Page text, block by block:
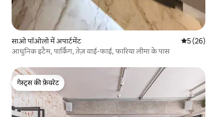
साओ पॉओलो में अपार्टमेंट औसत रेटिंग
5 (26)
आधुनिक इटैम, पार्किंग, तेज़ वाई-फाई, फारिया लीमा के पास
गेस्ट्स की फ़ेवरेट
गेस्ट्स की फ़ेवरेट